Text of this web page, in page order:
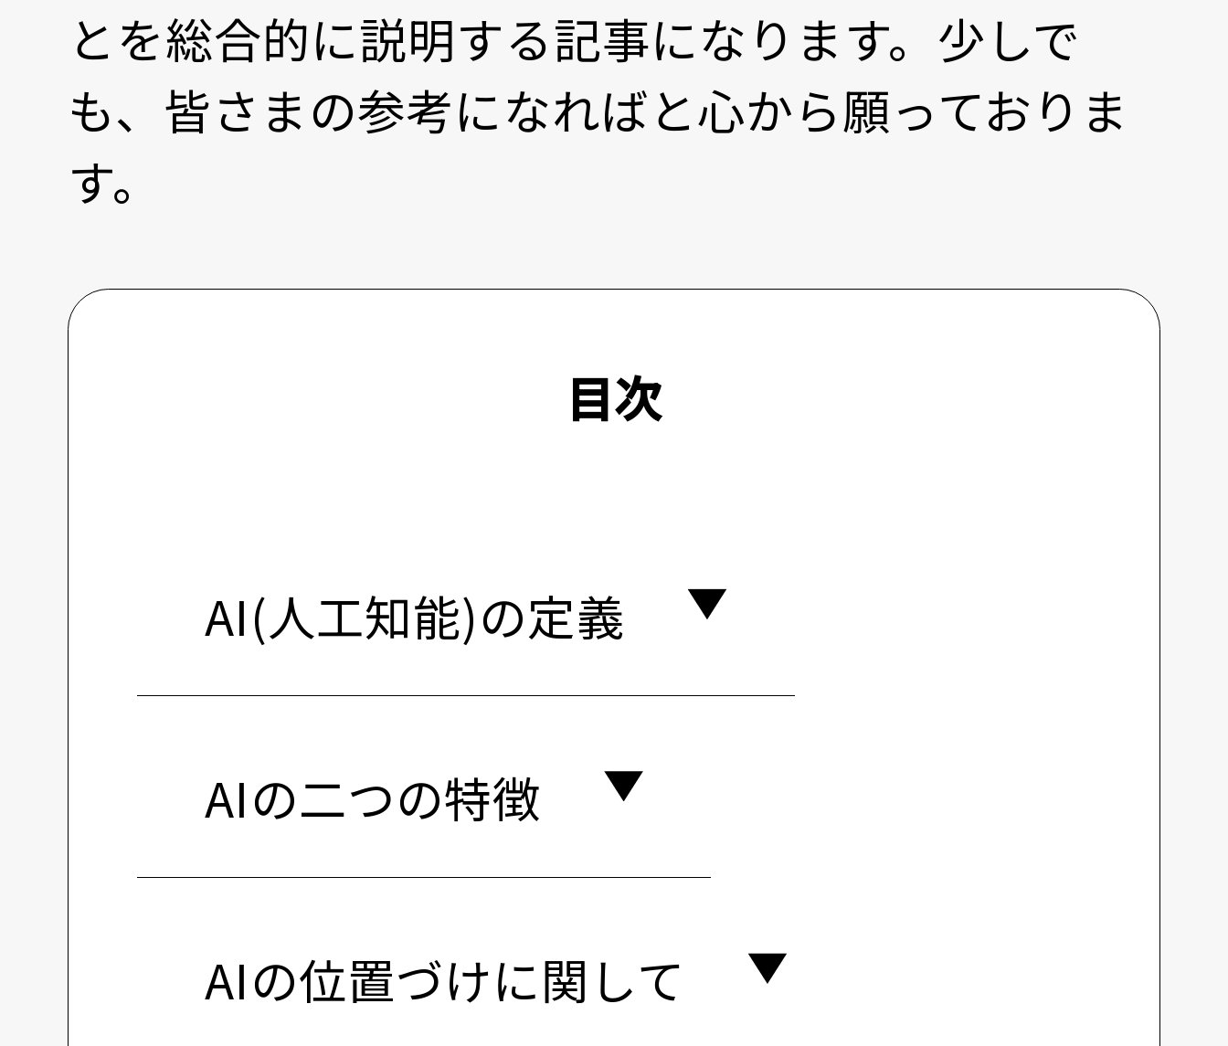
とを総合的に説明する記事になります。少しで
も、皆さまの参考になればと心から願っておりま
す。
目次
AI(人工知能)の定義
AIの二つの特徴
AIの位置づけに関して